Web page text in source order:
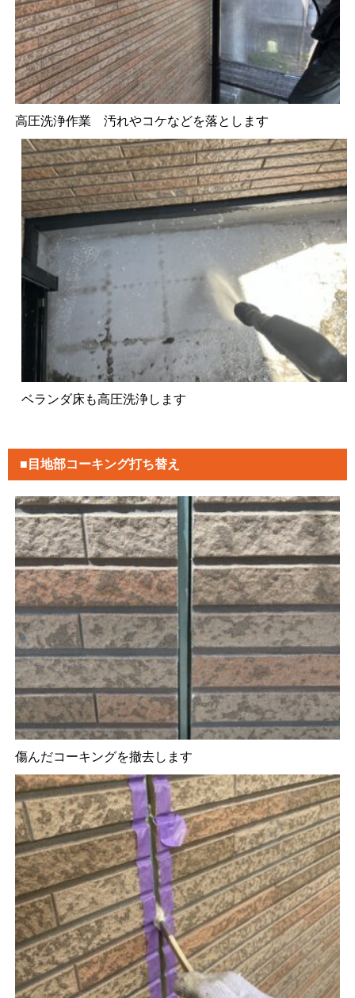
高圧洗浄作業 汚れやコケなどを落とします
ベランダ床も高圧洗浄します
■目地部コーキング打ち替え
傷んだコーキングを撤去します